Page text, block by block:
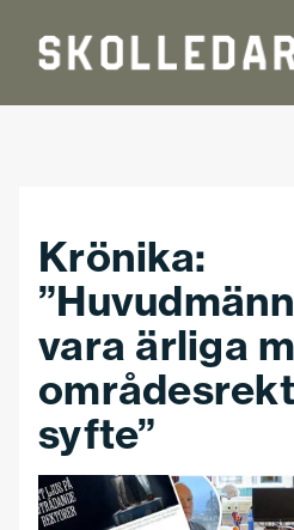
Krönika:
vara ärliga
syfte”